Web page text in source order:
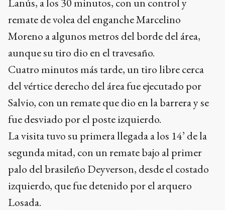
remate de volea del enganche Marcelino
Moreno a algunos metros del borde del área,
aunque su tiro dio en el travesaño.
Cuatro minutos más tarde, un tiro libre cerca
del vértice derecho del área fue ejecutado por
Salvio, con un remate que dio en la barrera y se
fue desviado por el poste izquierdo.
La visita tuvo su primera llegada a los 14’ de la
segunda mitad, con un remate bajo al primer
palo del brasileño Deyverson, desde el costado
izquierdo, que fue detenido por el arquero
Losada.